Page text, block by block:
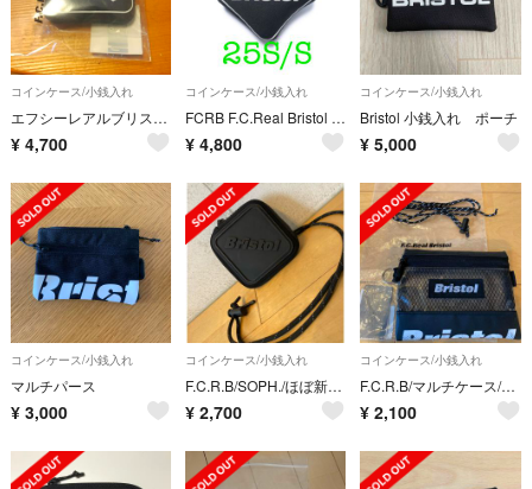
コインケース/小銭入れ
エフシーレアルブリストル コインケース
¥ 4,700
コインケース/小銭入れ
FCRB F.C.Real Bristol COIN CASE 財布
¥ 4,800
コインケース/小銭入れ
Bristol 小銭入れ ポーチ
¥ 5,000
コインケース/小銭入れ
マルチパース
¥ 3,000
コインケース/小銭入れ
F.C.R.B/SOPH./ほぼ新品/BONDING COIN CASE/黒色
¥ 2,700
コインケース/小銭入れ
F.C.R.B/マルチケース/使用感有り/特価/supremeステッカー付き
¥ 2,100